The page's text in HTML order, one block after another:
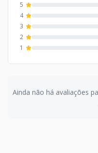
5
4
3
2
1
Ainda não há avaliações